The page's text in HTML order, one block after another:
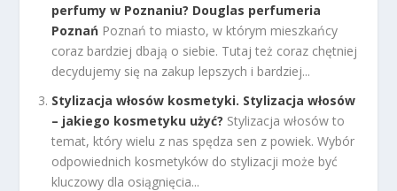
perfumy w Poznaniu? Douglas perfumeria
Poznań Poznań to miasto, w którym mieszkańcy
coraz bardziej dbają o siebie. Tutaj też coraz chętniej
decydujemy się na zakup lepszych i bardziej...
Stylizacja włosów kosmetyki. Stylizacja włosów
– jakiego kosmetyku użyć? Stylizacja włosów to
temat, który wielu z nas spędza sen z powiek. Wybór
odpowiednich kosmetyków do stylizacji może być
kluczowy dla osiągnięcia...